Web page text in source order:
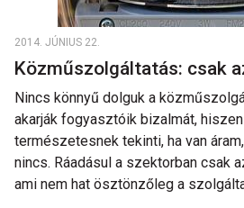
2014. JÚNIUS 22.
Közműszolgáltatás: csak
Nincs könnyű dolguk a
akarják fogyasztóik bizalmát,
természetesnek tekinti, ha van
nincs. Ráadásul a szektorban csak
ami nem hat ösztönzőleg a